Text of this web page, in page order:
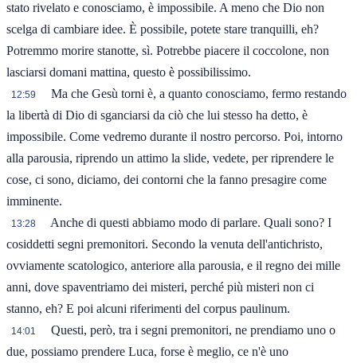
stato rivelato e conosciamo, è impossibile. A meno che Dio non
scelga di cambiare idee. È possibile, potete stare tranquilli, eh?
Potremmo morire stanotte, sì. Potrebbe piacere il coccolone, non
lasciarsi domani mattina, questo è possibilissimo.
12:59
Ma che Gesù torni è, a quanto conosciamo, fermo restando
la libertà di Dio di sganciarsi da ciò che lui stesso ha detto, è
impossibile. Come vedremo durante il nostro percorso. Poi, intorno
alla parousia, riprendo un attimo la slide, vedete, per riprendere le
cose, ci sono, diciamo, dei contorni che la fanno presagire come
imminente.
13:28
Anche di questi abbiamo modo di parlare. Quali sono? I
cosiddetti segni premonitori. Secondo la venuta dell'antichristo,
ovviamente scatologico, anteriore alla parousia, e il regno dei mille
anni, dove spaventriamo dei misteri, perché più misteri non ci
stanno, eh? E poi alcuni riferimenti del corpus paulinum.
14:01
Questi, però, tra i segni premonitori, ne prendiamo uno o
due, possiamo prendere Luca, forse è meglio, ce n'è uno